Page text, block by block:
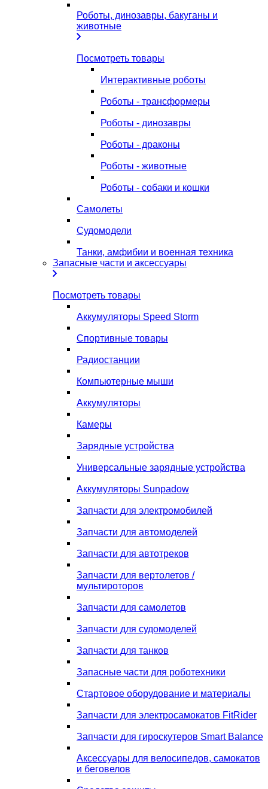
Роботы, динозавры, бакуганы и
животные
Посмотреть товары
Интерактивные роботы
Роботы - трансформеры
Роботы - динозавры
Роботы - драконы
Роботы - животные
Роботы - собаки и кошки
Самолеты
Судомодели
Танки, амфибии и военная техника
Запасные части и аксессуары
Посмотреть товары
Аккумуляторы Speed Storm
Спортивные товары
Радиостанции
Компьютерные мыши
Аккумуляторы
Камеры
Зарядные устройства
Универсальные зарядные устройства
Аккумуляторы Sunpadow
Запчасти для электромобилей
Запчасти для автомоделей
Запчасти для автотреков
Запчасти для вертолетов /
мультироторов
Запчасти для самолетов
Запчасти для судомоделей
Запчасти для танков
Запасные части для роботехники
Стартовое оборудование и материалы
Запчасти для электросамокатов FitRider
Запчасти для гироскутеров Smart Balance
Аксессуары для велосипедов, самокатов
и беговелов